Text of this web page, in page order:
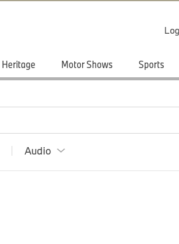
Heritage Motor Shows Sports
Audio